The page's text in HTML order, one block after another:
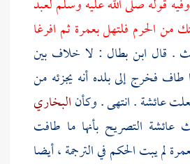
قوله صلى الله عليه وسلملعبد
من الحرم فلتهل بعمرة ثم افرغا
. قال ابن بطال : لا خلاف بين
طاف فخرج إلى بلده أنه يجزئه من
عائشة. انتهى . وكأنالبخاري
عائشة التصريح بأنها ما طافت
لم يبت الحكم في الترجمة ، أيضا